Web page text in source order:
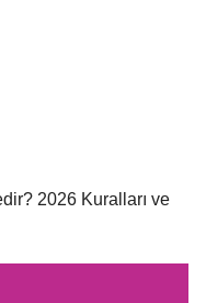
2026 Kuralları ve